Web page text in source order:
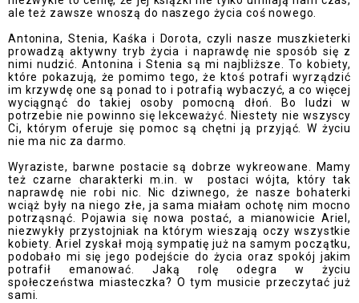
ale też zawsze wnoszą do naszego życia coś nowego.
Antonina, Stenia, Kaśka i Dorota, czyli nasze muszkieterki
prowadzą aktywny tryb życia i naprawdę nie sposób się z
nimi nudzić. Antonina i Stenia są mi najbliższe. To kobiety,
które pokazują, że pomimo tego, że ktoś potrafi wyrządzić
im krzywdę one są ponad to i potrafią wybaczyć, a co więcej
wyciągnąć do takiej osoby pomocną dłoń. Bo ludzi w
potrzebie nie powinno się lekceważyć. Niestety nie wszyscy
Ci, którym oferuje się pomoc są chętni ją przyjąć. W życiu
nie ma nic za darmo.
Wyraziste, barwne postacie są dobrze wykreowane. Mamy
też czarne charakterki m.in. w
postaci wójta, który tak
naprawdę nie robi nic. Nic dziwnego, że nasze bohaterki
wciąż były na niego złe, ja sama miałam ochotę nim mocno
potrząsnąć. Pojawia się nowa postać, a mianowicie Ariel,
niezwykły przystojniak na którym wieszają oczy wszystkie
kobiety. Ariel zyskał moją sympatię już na samym początku,
podobało mi się jego podejście do życia oraz spokój jakim
potrafił emanować. Jaką rolę odegra w życiu
społeczeństwa miasteczka? O tym musicie przeczytać już
sami.